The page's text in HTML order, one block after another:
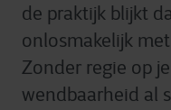
de praktijk blijkt
onlosmakelijk
Zonder regie op
wendbaarheid al